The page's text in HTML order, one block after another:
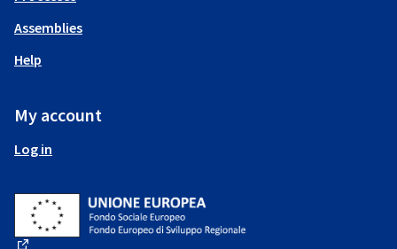
Assemblies
Help
My account
Log in